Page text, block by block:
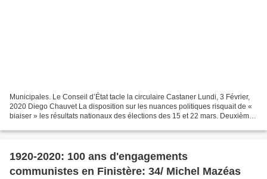
Municipales. Le Conseil d’État tacle la circulaire Castaner Lundi, 3 Février,
2020 Diego Chauvet La disposition sur les nuances politiques risquait de «
biaiser » les résultats nationaux des élections des 15 et 22 mars. Deuxième
1920-2020: 100 ans d'engagements
communistes en Finistère: 34/ Michel Mazéas